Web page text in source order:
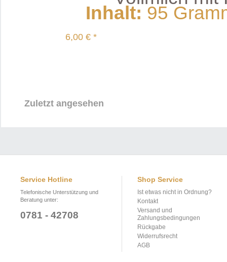
Inhalt: 95
6,00 € *
Zuletzt angesehen
Service Hotline
Telefonische Unterstützung und
Beratung unter:
0781 - 42708
Shop Service
Ist etwas nicht in Ordnung?
Kontakt
Versand und
Zahlungsbedingungen
Rückgabe
Widerrufsrecht
AGB